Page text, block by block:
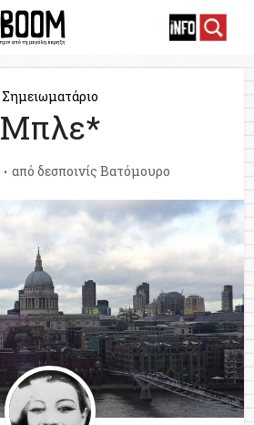
Σημειωματάριο
Μπλε*
από δεσποινίς Βατόμουρο